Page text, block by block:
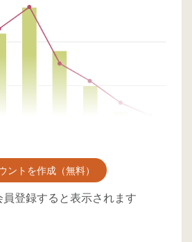
ントを作成（無料）
登録すると表示されます